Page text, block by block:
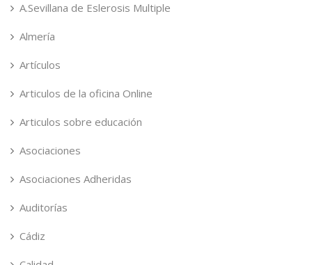
A.Sevillana de Eslerosis Multiple
Almería
Artículos
Articulos de la oficina Online
Articulos sobre educación
Asociaciones
Asociaciones Adheridas
Auditorías
Cádiz